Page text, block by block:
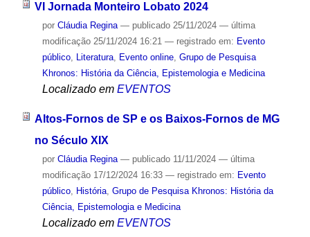
VI Jornada Monteiro Lobato 2024
por Cláudia Regina — publicado25/11/2024 — última
modificação25/11/2024 16:21 — registrado em: Evento
público, Literatura, Evento online, Grupo de Pesquisa
Khronos: História da Ciência, Epistemologia e Medicina
Localizado em EVENTOS
Altos-Fornos de SP e os Baixos-Fornos de MG
no Século XIX
por Cláudia Regina — publicado11/11/2024 — última
modificação17/12/2024 16:33 — registrado em: Evento
público, História, Grupo de Pesquisa Khronos: História da
Ciência, Epistemologia e Medicina
Localizado em EVENTOS